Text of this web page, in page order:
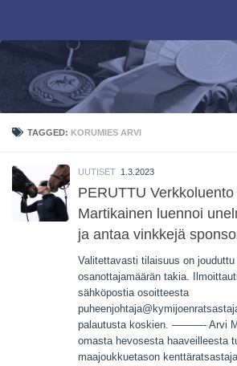
TAGGED: KORUMIES ARVI
UUTISET 1.3.2023
PERUTTU
Martikainen luennoi
ja antaa vinkkejä
Valitettavasti tilaisuus on
osanottajamäärän takia.
sähköpostia osoitteesta
palautusta koskien. ———- Arvi
omasta hevosesta haaveilleesta
maajoukkuetason